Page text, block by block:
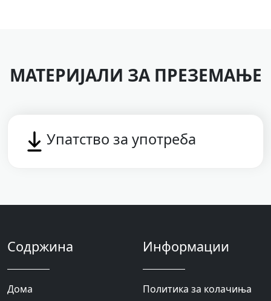
МАТЕРИЈАЛИ ЗА ПРЕЗЕМАЊЕ
Упатство за употреба
Содржина
Дома
Информации
Политика за колачиња